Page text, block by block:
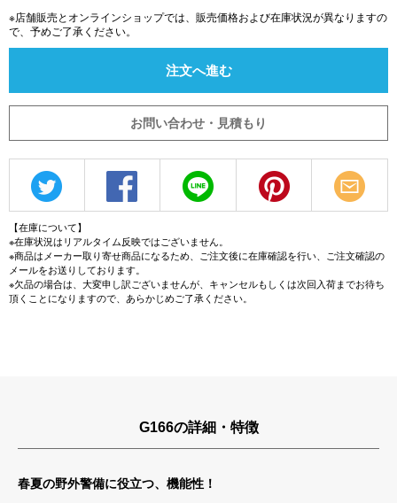
※店舗販売とオンラインショップでは、販売価格および在庫状況が異なりますの
で、予めご了承ください。
注文へ進む
お問い合わせ・見積もり
【在庫について】
※在庫状況はリアルタイム反映ではございません。
※商品はメーカー取り寄せ商品になるため、ご注文後に在庫確認を行い、ご注文確認の
メールをお送りしております。
※欠品の場合は、大変申し訳ございませんが、キャンセルもしくは次回入荷までお待ち
頂くことになりますので、あらかじめご了承ください。
G166の詳細・特徴
春夏の野外警備に役立つ、機能性！